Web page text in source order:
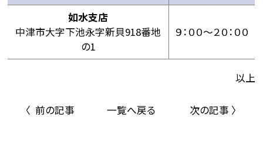
如水支店
中津市大字下池永字新貝918番地
の1
９：００～２０：００
以上
〈 前の記事 一覧へ戻る 次の記事 〉